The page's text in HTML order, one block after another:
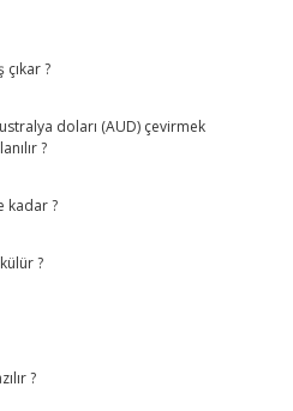
?
doları (AUD) çevirmek
?
kadar ?
?
?